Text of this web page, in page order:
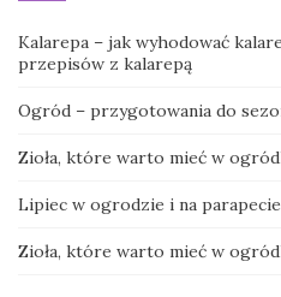
Kalarepa – jak wyhodować
przepisów z kalarepą
Ogród – przygotowania do
Zioła, które warto mieć w
Lipiec w ogrodzie i na
Zioła, które warto mieć w